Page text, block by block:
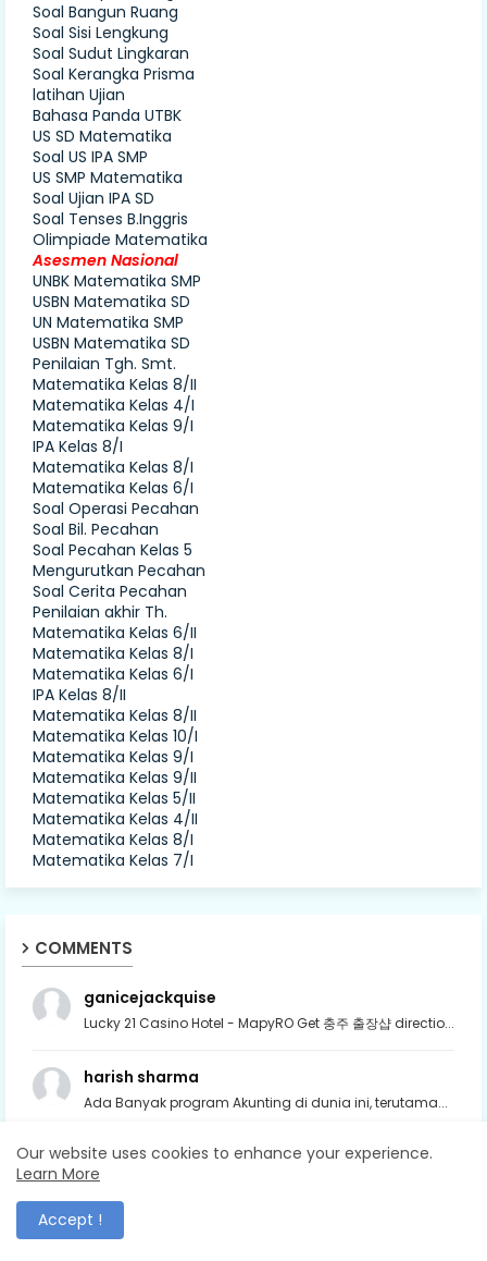
Soal Bangun Ruang
Soal Sisi Lengkung
Soal Sudut Lingkaran
Soal Kerangka Prisma
latihan Ujian
Bahasa Panda UTBK
US SD Matematika
Soal US IPA SMP
US SMP Matematika
Soal Ujian IPA SD
Soal Tenses B.Inggris
Olimpiade Matematika
Asesmen Nasional
UNBK Matematika SMP
USBN Matematika SD
UN Matematika SMP
USBN Matematika SD
Penilaian Tgh. Smt.
Matematika Kelas 8/II
Matematika Kelas 4/I
Matematika Kelas 9/I
IPA Kelas 8/I
Matematika Kelas 8/I
Matematika Kelas 6/I
Soal Operasi Pecahan
Soal Bil. Pecahan
Soal Pecahan Kelas 5
Mengurutkan Pecahan
Soal Cerita Pecahan
Penilaian akhir Th.
Matematika Kelas 6/II
Matematika Kelas 8/I
Matematika Kelas 6/I
IPA Kelas 8/II
Matematika Kelas 8/II
Matematika Kelas 10/I
Matematika Kelas 9/I
Matematika Kelas 9/II
Matematika Kelas 5/II
Matematika Kelas 4/II
Matematika Kelas 8/I
Matematika Kelas 7/I
COMMENTS
ganicejackquise
Lucky 21 Casino Hotel - MapyRO Get 충주 출장샵 directio...
harish sharma
Ada Banyak program Akunting di dunia ini, terutama...
parvina
Wow thats really amazing I have heard a new app h...
dayakar kits
Our website uses cookies to enhance your experience.
Learn More
Accept !